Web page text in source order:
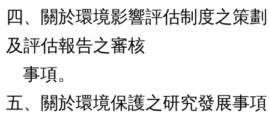
四、關於環境影響評估制度之策
及評估報告之審核
五、關於環境保護之研究發展事